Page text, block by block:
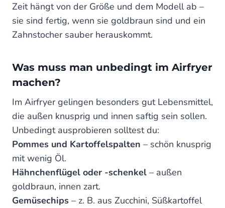
Zeit hängt von der Größe und dem Modell ab –
sie sind fertig, wenn sie goldbraun sind und ein
Zahnstocher sauber herauskommt.
Was muss man unbedingt im Airfryer
machen?
Im Airfryer gelingen besonders gut Lebensmittel,
die außen knusprig und innen saftig sein sollen.
Unbedingt ausprobieren solltest du:
Pommes und Kartoffelspalten – schön knusprig
mit wenig Öl.
Hähnchenflügel oder -schenkel – außen
goldbraun, innen zart.
Gemüsechips – z. B. aus Zucchini, Süßkartoffel